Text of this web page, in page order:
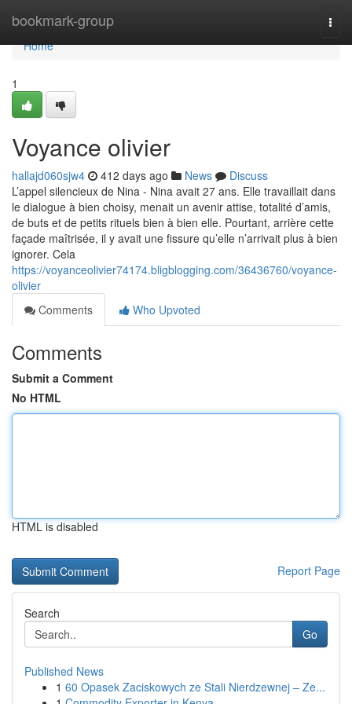
bookmark-group
Home
Home
1
Voyance olivier
hallajd060sjw4 412 days ago News
Discuss
L’appel silencieux de Nina - Nina avait 27 ans. Elle travaillait dans
le dialogue à bien choisy, menait un avenir attise, totalité d’amis,
de buts et de petits rituels bien à bien elle. Pourtant, arrière cette
façade maîtrisée, il y avait une fissure qu’elle n’arrivait plus à bien
ignorer. Cela
https://voyanceolivier74174.bligblogging.com/36436760/voyance-
olivier
Comments
Who Upvoted
Comments
Submit a Comment
No HTML
HTML is disabled
Report Page
Search
Go
Published News
1 60 Opasek Zaciskowych ze Stali Nierdzewnej – Ze...